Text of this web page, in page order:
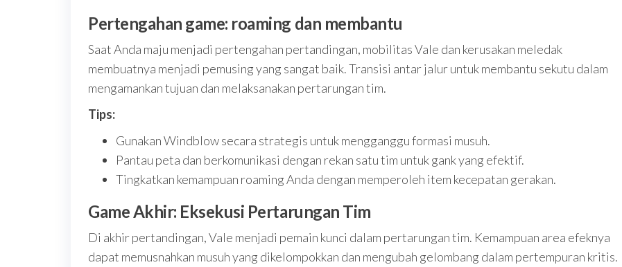
Pertengahan game: roaming dan membantu
Saat Anda maju menjadi pertengahan pertandingan, mobilitas Vale dan kerusakan meledak
membuatnya menjadi pemusing yang sangat baik. Transisi antar jalur untuk membantu sekutu dalam
mengamankan tujuan dan melaksanakan pertarungan tim.
Tips:
Gunakan Windblow secara strategis untuk mengganggu formasi musuh.
Pantau peta dan berkomunikasi dengan rekan satu tim untuk gank yang efektif.
Tingkatkan kemampuan roaming Anda dengan memperoleh item kecepatan gerakan.
Game Akhir: Eksekusi Pertarungan Tim
Di akhir pertandingan, Vale menjadi pemain kunci dalam pertarungan tim. Kemampuan area efeknya
dapat memusnahkan musuh yang dikelompokkan dan mengubah gelombang dalam pertempuran kritis.